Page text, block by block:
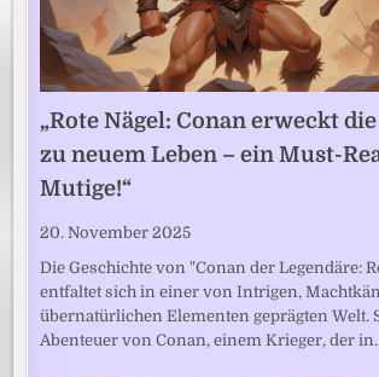
„Rote Nägel: Conan erweckt
zu neuem Leben – ein Must-
Mutige!“
20. November 2025
Die Geschichte von "Conan der Legendäre:
entfaltet sich in einer von Intrigen,
übernatürlichen Elementen geprägten Welt.
Abenteuer von Conan, einem Krieger, der